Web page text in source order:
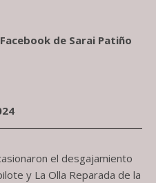
de Sarai Patiño
el desgajamiento
y La Olla Reparada de la